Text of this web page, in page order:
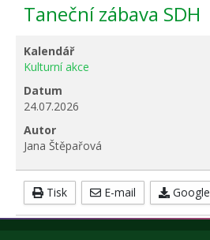
Taneční zábava SDH
Kalendář
Kulturní akce
Datum
24.07.2026
Autor
Jana Štěpařová
Tisk E-mail Google